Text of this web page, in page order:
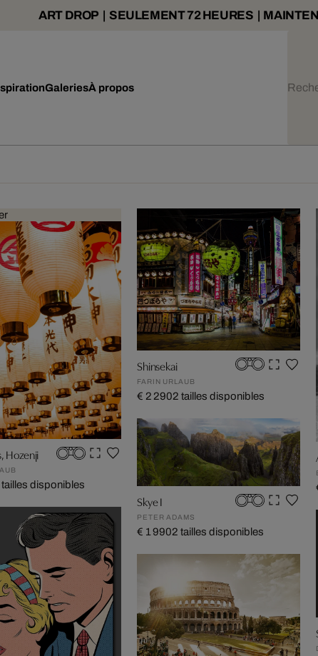
ART DROP | SEULEMENT 72 HEURES |
GaleriesÀ propos
Hozenji
disponibles
Shinsekai
FARIN URLAUB
€ 2 2902 tailles disponibles
Skye I
PETER ADAMS
€ 1 9902 tailles disponibles